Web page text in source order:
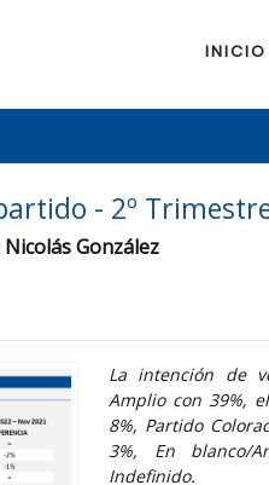
INICIO
- 2º
González
La intención de
Amplio con 39%,
8%, Partido
3%, En blanco/
Indefinido.